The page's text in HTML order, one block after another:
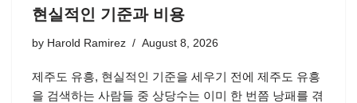
현실적인 기준과 비용
by Harold Ramirez August 8, 2026
제주도 유흥, 현실적인 기준을 세우기 전에 제주도 유흥
을 검색하는 사람들 중 상당수는 이미 한 번쯤 낭패를 겪